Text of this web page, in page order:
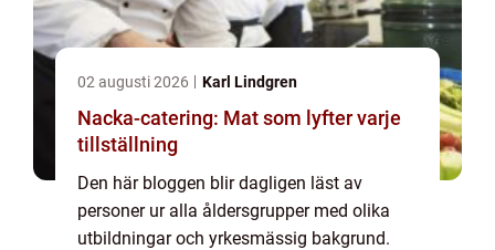
02 augusti 2026 Karl Lindgren
Nacka-catering: Mat som lyfter varje
tillställning
Den här bloggen blir dagligen läst av
personer ur alla åldersgrupper med olika
utbildningar och yrkesmässig bakgrund.